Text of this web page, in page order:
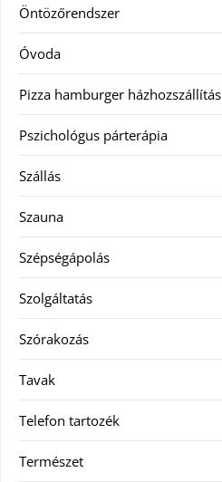
Öntözőrendszer
Óvoda
Pizza hamburger házhozszállítás
Pszichológus párterápia
Szállás
Szauna
Szépségápolás
Szolgáltatás
Szórakozás
Tavak
Telefon tartozék
Természet